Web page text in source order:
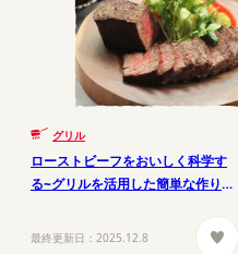
グリル
ローストビーフをおいしく科学す
る~グリルを活用した簡単な作り方
最終更新日： 2025.12.8